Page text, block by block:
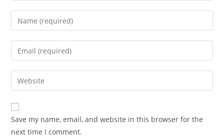
Enter
your
name
comment
Enter
your
email
address
comment
Enter
your
website
URL
(optional)
Save my name, email, and website in this browser for the
next time I comment.